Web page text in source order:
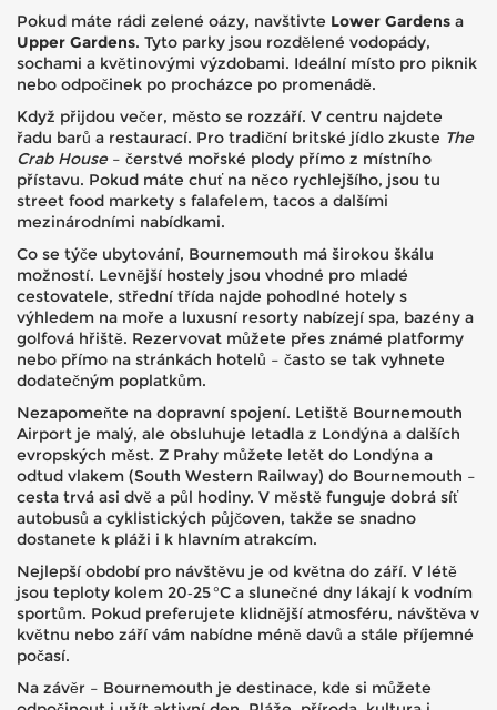
Pokud máte rádi zelené oázy, navštivte Lower Gardens a
Upper Gardens. Tyto parky jsou rozdělené vodopády,
sochami a květinovými výzdobami. Ideální místo pro piknik
nebo odpočinek po procházce po promenádě.
Když přijdou večer, město se rozzáří. V centru najdete
řadu barů a restaurací. Pro tradiční britské jídlo zkuste The
Crab House– čerstvé mořské plody přímo z místního
přístavu. Pokud máte chuť na něco rychlejšího, jsou tu
street food markety s falafelem, tacos a dalšími
mezinárodními nabídkami.
Co se týče ubytování, Bournemouth má širokou škálu
možností. Levnější hostely jsou vhodné pro mladé
cestovatele, střední třída najde pohodlné hotely s
výhledem na moře a luxusní resorty nabízejí spa, bazény a
golfová hřiště. Rezervovat můžete přes známé platformy
nebo přímo na stránkách hotelů – často se tak vyhnete
dodatečným poplatkům.
Nezapomeňte na dopravní spojení. Letiště Bournemouth
Airport je malý, ale obsluhuje letadla z Londýna a dalších
evropských měst. Z Prahy můžete letět do Londýna a
odtud vlakem (South Western Railway) do Bournemouth –
cesta trvá asi dvě a půl hodiny. V městě funguje dobrá síť
autobusů a cyklistických půjčoven, takže se snadno
dostanete k pláži i k hlavním atrakcím.
Nejlepší období pro návštěvu je od května do září. V létě
jsou teploty kolem 20‑25 °C a slunečné dny lákají k vodním
sportům. Pokud preferujete klidnější atmosféru, návštěva v
květnu nebo září vám nabídne méně davů a stále příjemné
počasí.
Na závěr – Bournemouth je destinace, kde si můžete